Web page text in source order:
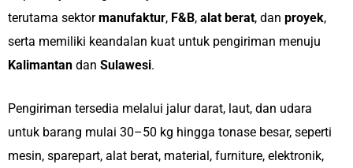
terutama sektormanufaktur, F&B, alat berat, dan proyek,
serta memiliki keandalan kuat untuk pengiriman menuju
Kalimantan dan Sulawesi.
Pengiriman tersedia melalui jalur darat, laut, dan udara
untuk barang mulai 30–50 kg hingga tonase besar, seperti
mesin, sparepart, alat berat, material, furniture, elektronik,